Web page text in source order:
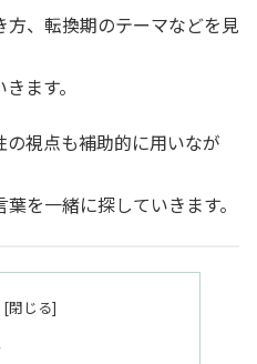
、転換期のテーマなどを見
ます。
視点も補助的に用いなが
を一緒に探していきます。